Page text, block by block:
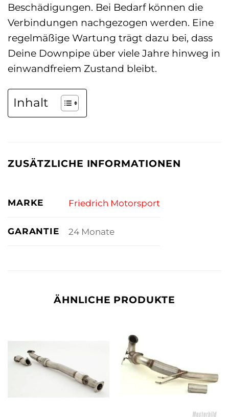
Beschädigungen. Bei Bedarf können die
Verbindungen nachgezogen werden. Eine
regelmäßige Wartung trägt dazu bei, dass
Deine Downpipe über viele Jahre hinweg in
einwandfreiem Zustand bleibt.
Inhalt
ZUSÄTZLICHE INFORMATIONEN
MARKE Friedrich Motorsport
GARANTIE 24 Monate
ÄHNLICHE PRODUKTE